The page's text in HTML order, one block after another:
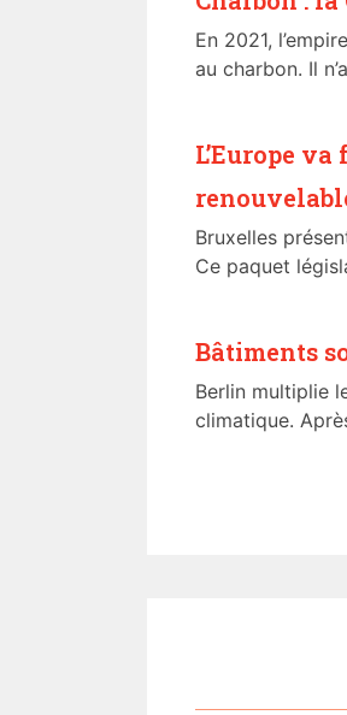
En 2021,
au charbon. Il
L’Europe
Bruxelles
Ce paquet
Bâtiments
Berlin multiplie
climatique.